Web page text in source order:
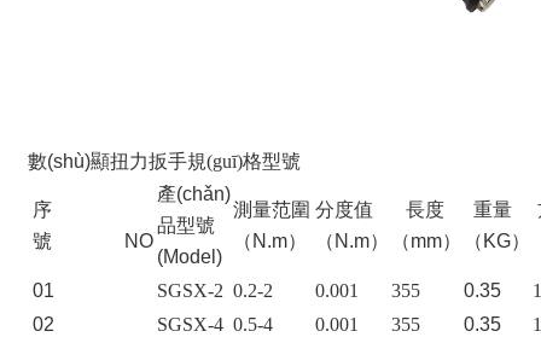
數(shù)顯扭力扳手規(guī)格型號
序
號 NO
產(chǎn)
品型號
(Model)
測量范圍
（N.m）
分度值
（N.m）
長度
（mm）
重量
（KG）
01 SGSX-2 0.2-2 0.001 355 0.35
02
SGSX-4 0.5-4 0.001 355 0.35